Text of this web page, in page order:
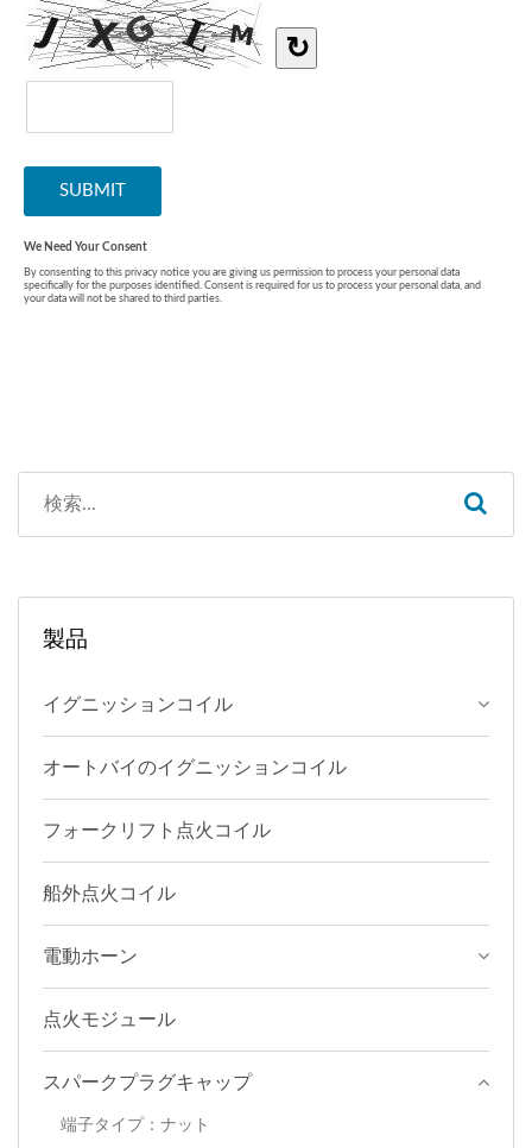
製品
イグニッションコイル
オートバイのイグニッションコイル
フォークリフト点火コイル
船外点火コイル
電動ホーン
点火モジュール
スパークプラグキャップ
端子タイプ：ナット